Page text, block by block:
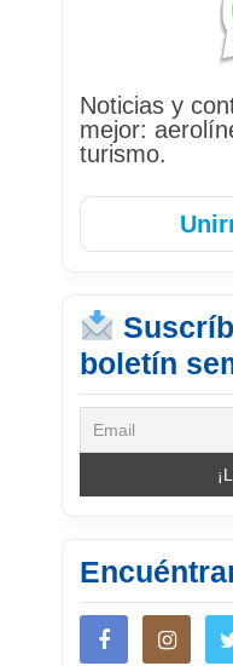
Noticias y
mejor:
turismo.
boletín